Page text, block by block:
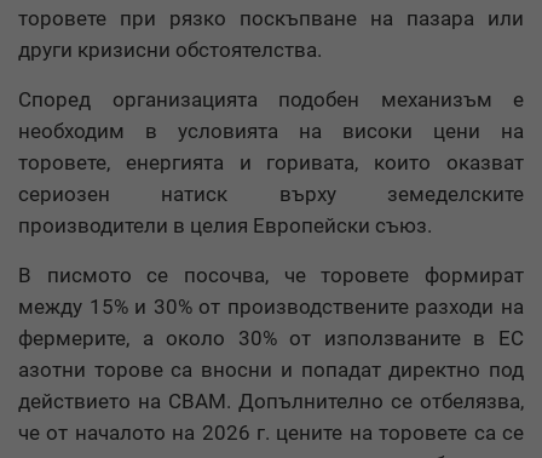
торовете при рязко поскъпване на пазара или
други кризисни обстоятелства.
Според организацията подобен механизъм е
необходим в условията на високи цени на
торовете, енергията и горивата, които оказват
сериозен натиск върху земеделските
производители в целия Европейски съюз.
В писмото се посочва, че торовете формират
между 15% и 30% от производствените разходи на
фермерите, а около 30% от използваните в ЕС
азотни торове са вносни и попадат директно под
действието на CBAM. Допълнително се отбелязва,
че от началото на 2026 г. цените на торовете са се